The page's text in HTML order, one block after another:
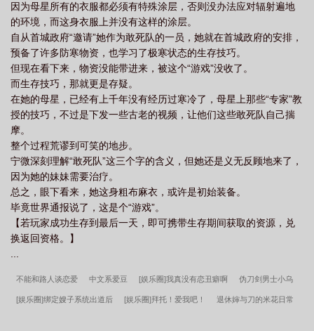
因为母星所有的衣服都必须有特殊涂层，否则没办法应对辐射遍地
的环境，而这身衣服上并没有这样的涂层。
自从首城政府“邀请”她作为敢死队的一员，她就在首城政府的安排，
预备了许多防寒物资，也学习了极寒状态的生存技巧。
但现在看下来，物资没能带进来，被这个“游戏”没收了。
而生存技巧，那就更是存疑。
在她的母星，已经有上千年没有经历过寒冷了，母星上那些“专家”教
授的技巧，不过是下发一些古老的视频，让他们这些敢死队自己揣
摩。
整个过程荒谬到可笑的地步。
宁微深刻理解“敢死队”这三个字的含义，但她还是义无反顾地来了，
因为她的妹妹需要治疗。
总之，眼下看来，她这身粗布麻衣，或许是初始装备。
毕竟世界通报说了，这是个“游戏”。
【若玩家成功生存到最后一天，即可携带生存期间获取的资源，兑
换返回资格。】
不能和路人谈恋爱 中文系爱豆 [娱乐圈]我真没有恋丑癖啊 伪刀剑男士小乌
[娱乐圈]绑定嫂子系统出道后 [娱乐圈]拜托！爱我吧！ 退休婶与刀的米花日常